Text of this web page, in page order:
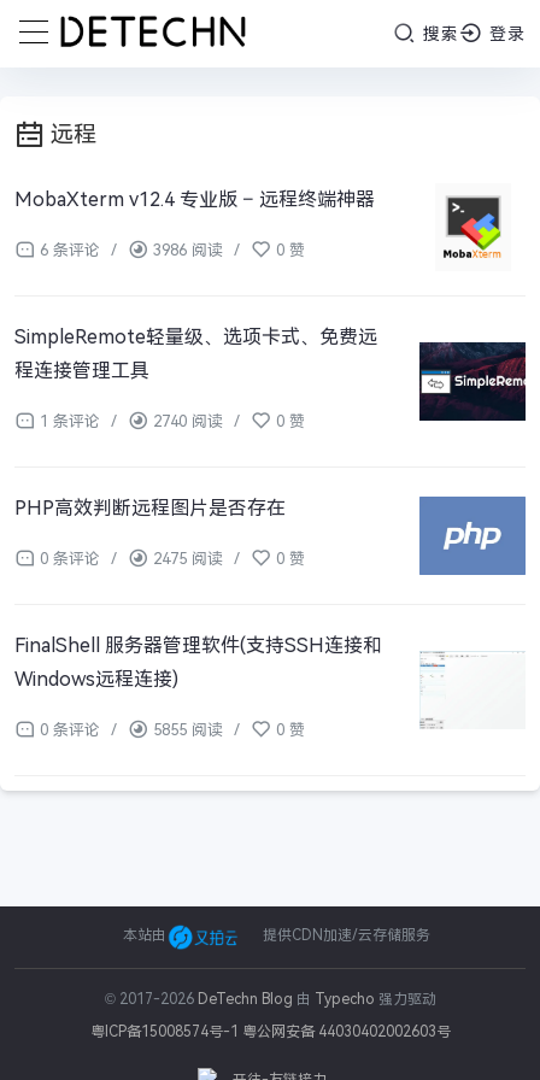
搜索 登录
远程
MobaXterm v12.4 专业版 – 远程终端神器
6 条评论 / 3986 阅读 / 0 赞
SimpleRemote轻量级、选项卡式、免费远
程连接管理工具
1 条评论 / 2740 阅读 / 0 赞
PHP高效判断远程图片是否存在
0 条评论 / 2475 阅读 / 0 赞
FinalShell 服务器管理软件(支持SSH连接和
Windows远程连接)
0 条评论 / 5855 阅读 / 0 赞
本站由 提供CDN加速/云存储服务
© 2017-2026 DeTechn Blog 由 Typecho 强力驱动
粤ICP备15008574号-1 粤公网安备 44030402002603号